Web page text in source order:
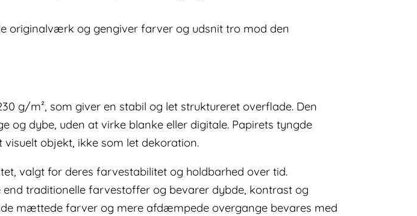
originalværk og gengiver farver og udsnit tro mod den
g/m², som giver en stabil og let struktureret overflade. Den
dybe, uden at virke blanke eller digitale. Papirets tyngde
objekt, ikke som let dekoration.
valgt for deres farvestabilitet og holdbarhed over tid.
traditionelle farvestoffer og bevarer dybde, kontrast og
mættede farver og mere afdæmpede overgange bevares med